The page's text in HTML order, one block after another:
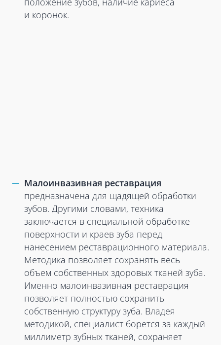
и коронок.
Малоинвазивная реставрация
предназначена для щадящей обработки
зубов. Другими словами, техника
заключается в специальной обработке
поверхности и краев зуба перед
нанесением реставрационного материала.
Методика позволяет сохранять весь
объем собственных здоровых тканей зуба.
Именно малоинвазивная реставрация
позволяет полностью сохранить
собственную структуру зуба. Владея
методикой, специалист борется за каждый
миллиметр зубных тканей, сохраняет